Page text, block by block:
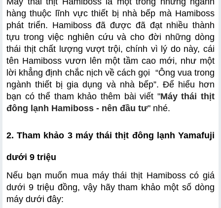
hàng thuộc lĩnh vực thiết bị nhà bếp mà Hamiboss
phát triển. Hamiboss đã được đã đạt nhiều thành
tựu trong việc nghiên cứu và cho đời những dòng
thái thịt chất lượng vượt trội, chính vì lý do này, cái
tên Hamiboss vươn lên một tầm cao mới, như một
lời khẳng định chắc nịch về cách gọi  “Ông vua trong
ngành thiết bị gia dụng và nhà bếp”. Để hiểu hơn
bạn có thể tham khảo thêm bài viết "Máy thái thịt
đông lạnh Hamiboss - nên đầu tư" nhé.
2. Tham khảo 3 máy thái thịt đông lạnh Yamafuji
dưới 9 triệu
Nếu bạn muốn mua máy thái thịt Hamiboss có giá
dưới 9 triệu đồng, vậy hãy tham khảo một số dòng
máy dưới đây: